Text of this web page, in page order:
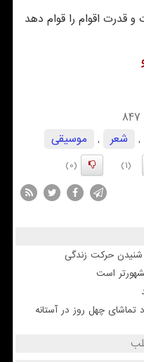
قدرت اقوام را قوام دهد
847
, شعر ,
موسیقی
(1)
(0)
شنیدن حرکت زندگی
است
چهل روز در آستانه